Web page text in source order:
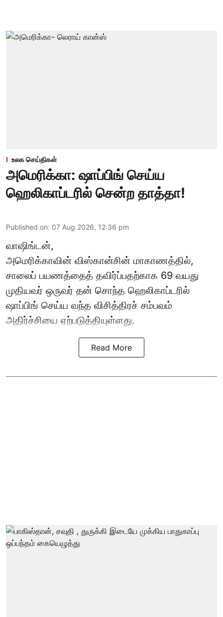
உலக செய்திகள்
அமெரிக்கா: ஷாப்பிங் செய்ய
ஹெலிகாப்டரில் சென்ற தாத்தா!
Published on: 07 Aug 2026, 12:36 pm
வாஷிங்டன்,
அமெரிக்காவின் விஸ்கான்சின் மாகாணத்தில்,
சாலைப் பயணத்தைத் தவிர்ப்பதற்காக 69 வயது
முதியவர் ஒருவர் தன் சொந்த ஹெலிகாப்டரில்
ஷாப்பிங் செய்ய வந்த விசித்திரச் சம்பவம்
அதிர்ச்சியை ஏற்படுத்தியுள்ளது.
Read More